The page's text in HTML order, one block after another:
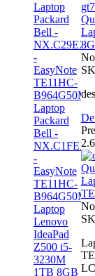
Laptop
Packard
Bell -
-
EasyNote
TE11HC-
Laptop
Packard
Bell -
-
EasyNote
TE11HC-
Laptop
Lenovo
IdeaPad
Z500 i5-
3230M
1TB 8GB